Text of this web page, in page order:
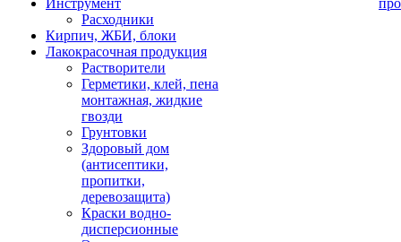
Инструмент
Расходники
Кирпич, ЖБИ, блоки
Лакокрасочная продукция
Растворители
Герметики, клей, пена
монтажная, жидкие
гвозди
Грунтовки
Здоровый дом
(антисептики,
пропитки,
деревозащита)
Краски водно-
дисперсионные